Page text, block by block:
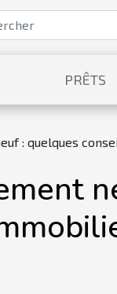
PRÊTS
: quelques